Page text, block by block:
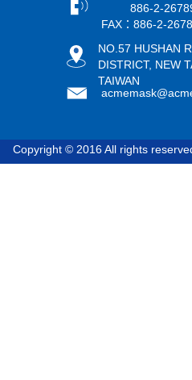
886-2-
FAX：886-2-
NO.57 HUSHAN
DISTRICT, NEW
TAIWAN
Copyright © 2016 All rights